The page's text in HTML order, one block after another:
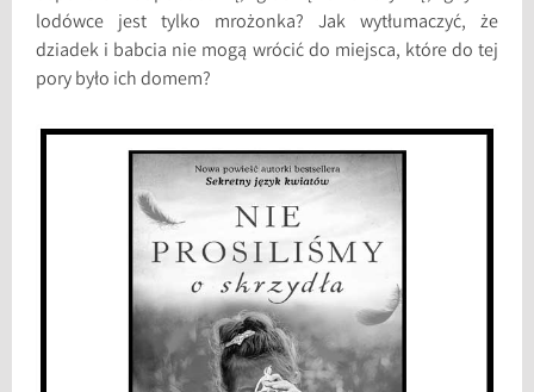
lodówce jest tylko mrożonka? Jak wytłumaczyć, że
dziadek i babcia nie mogą wrócić do miejsca, które do tej
pory było ich domem?